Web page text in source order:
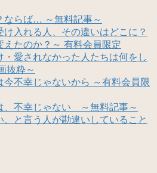
ならば… ～無料記事～
け入れる人、その違いはどこに？
えたのか？～ 有料会員限定
・愛されなかった人たちは何をし
抜粋～
今不幸じゃないから ～有料会員限
、不幸じゃない ～無料記事～
と言う人が勘違いしていること